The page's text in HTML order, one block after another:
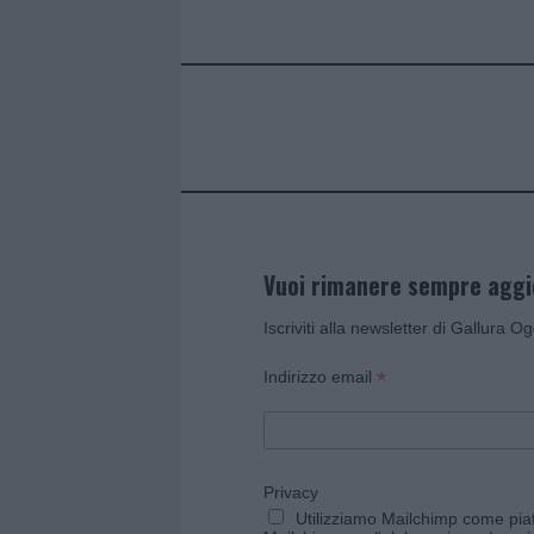
Vuoi rimanere sempre
Iscriviti alla newsletter di Gallura
Indirizzo email *
Privacy
Utilizziamo Mailchimp come